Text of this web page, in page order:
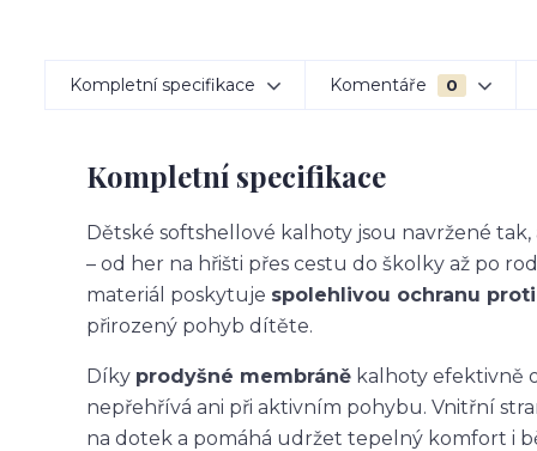
Kompletní specifikace Komentáře 0
Kompletní specifikace
Dětské softshellové kalhoty jsou navržené
– od her na hřišti přes cestu do školky až po
materiál poskytuje spolehlivou ochranu
přirozený pohyb dítěte.
Díky prodyšné membráně kalhoty efektivně
nepřehřívá ani při aktivním pohybu. Vnitřní
na dotek a pomáhá udržet tepelný komfort i